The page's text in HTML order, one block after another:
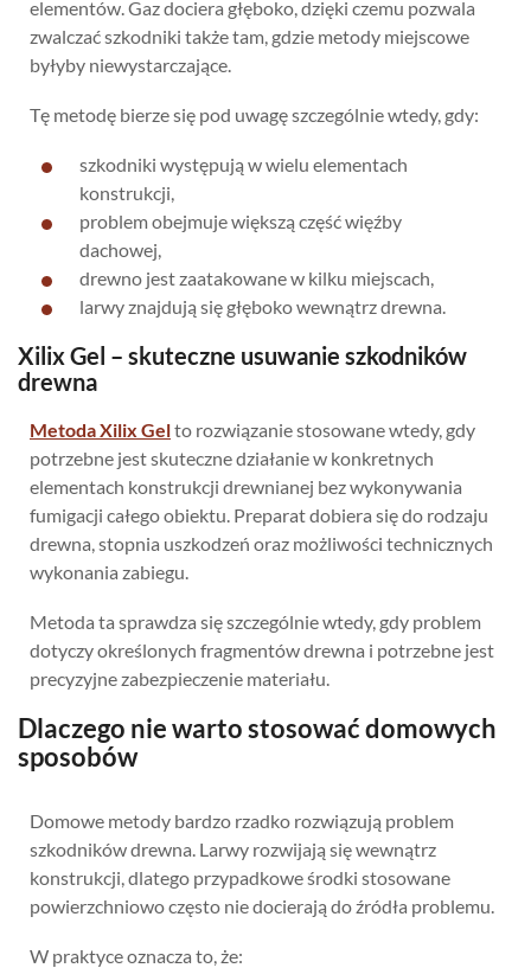
elementów. Gaz dociera głęboko, dzięki czemu pozwala
zwalczać szkodniki także tam, gdzie metody miejscowe
byłyby niewystarczające.
Tę metodę bierze się pod uwagę szczególnie wtedy, gdy:
szkodniki występują w wielu elementach
konstrukcji,
problem obejmuje większą część więźby
dachowej,
drewno jest zaatakowane w kilku miejscach,
larwy znajdują się głęboko wewnątrz drewna.
Xilix Gel – skuteczne usuwanie szkodników
drewna
Metoda Xilix Gelto rozwiązanie stosowane wtedy, gdy
potrzebne jest skuteczne działanie w konkretnych
elementach konstrukcji drewnianej bez wykonywania
fumigacji całego obiektu. Preparat dobiera się do rodzaju
drewna, stopnia uszkodzeń oraz możliwości technicznych
wykonania zabiegu.
Metoda ta sprawdza się szczególnie wtedy, gdy problem
dotyczy określonych fragmentów drewna i potrzebne jest
precyzyjne zabezpieczenie materiału.
Dlaczego nie warto stosować domowych
sposobów
Domowe metody bardzo rzadko rozwiązują problem
szkodników drewna. Larwy rozwijają się wewnątrz
konstrukcji, dlatego przypadkowe środki stosowane
powierzchniowo często nie docierają do źródła problemu.
W praktyce oznacza to, że: